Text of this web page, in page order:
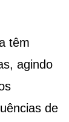
têm
agindo
de